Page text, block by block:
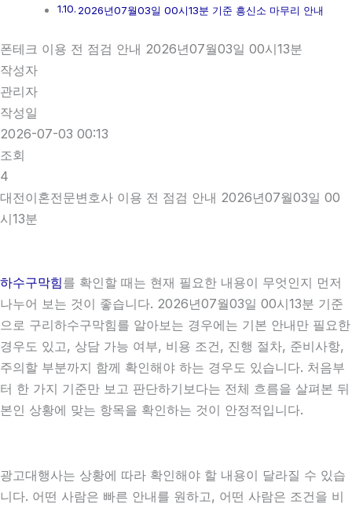
2026년07월03일 00시13분 기준 흥신소 마무리 안내
폰테크 이용 전 점검 안내 2026년07월03일 00시13분
작성자
관리자
작성일
2026-07-03 00:13
조회
4
대전이혼전문변호사 이용 전 점검 안내 2026년07월03일 00
시13분
하수구막힘를 확인할 때는 현재 필요한 내용이 무엇인지 먼저
나누어 보는 것이 좋습니다. 2026년07월03일 00시13분 기준
으로 구리하수구막힘를 알아보는 경우에는 기본 안내만 필요한
경우도 있고, 상담 가능 여부, 비용 조건, 진행 절차, 준비사항,
주의할 부분까지 함께 확인해야 하는 경우도 있습니다. 처음부
터 한 가지 기준만 보고 판단하기보다는 전체 흐름을 살펴본 뒤
본인 상황에 맞는 항목을 확인하는 것이 안정적입니다.
광고대행사는 상황에 따라 확인해야 할 내용이 달라질 수 있습
니다. 어떤 사람은 빠른 안내를 원하고, 어떤 사람은 조건을 비